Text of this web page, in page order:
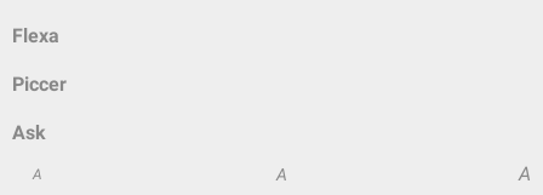
Flexa
Piccer
Ask
A A A